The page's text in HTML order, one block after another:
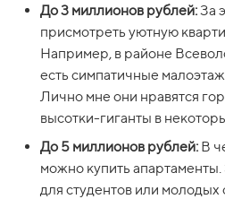
До 3 миллионов рублей: За
присмотреть уютную
Например, в районе
есть симпатичные
Лично мне они нравятся
высотки-гиганты в
До 5 миллионов рублей: В
можно купить
для студентов или